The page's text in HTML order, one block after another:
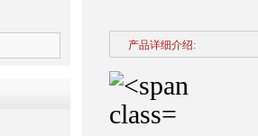
产品详细介绍: